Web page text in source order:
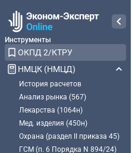
Инструменты
ОКПД 2/КТРУ
НМЦК (НМЦД)
История расчетов
Анализ рынка (567)
Лекарства (1064н)
Мед. изделия (450н)
Охрана (раздел II приказа 45)
ГСМ (п. 6 Порядка N 894/24)